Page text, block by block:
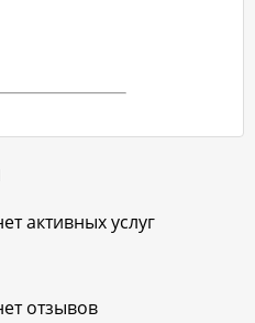
активных услуг
отзывов